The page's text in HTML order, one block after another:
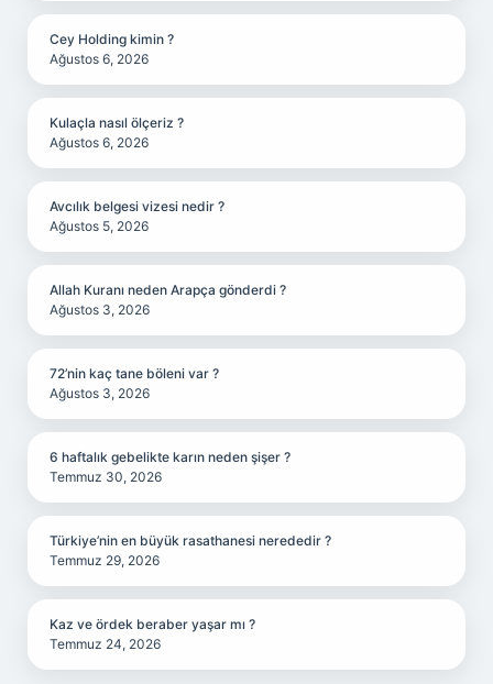
Cey Holding kimin ?
Ağustos 6, 2026
Kulaçla nasıl ölçeriz ?
Ağustos 6, 2026
Avcılık belgesi vizesi nedir ?
Ağustos 5, 2026
Allah Kuranı neden Arapça gönderdi ?
Ağustos 3, 2026
72’nin kaç tane böleni var ?
Ağustos 3, 2026
6 haftalık gebelikte karın neden şişer ?
Temmuz 30, 2026
Türkiye’nin en büyük rasathanesi nerededir ?
Temmuz 29, 2026
Kaz ve ördek beraber yaşar mı ?
Temmuz 24, 2026